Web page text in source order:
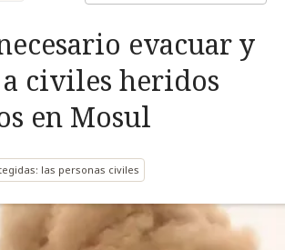
evacuar y
civiles heridos
en Mosul
las personas civiles